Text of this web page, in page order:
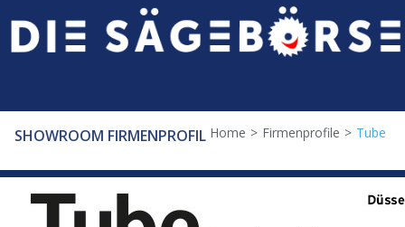
SHOWROOM FIRMENPROFIL Home > Firmenprofile > Tube